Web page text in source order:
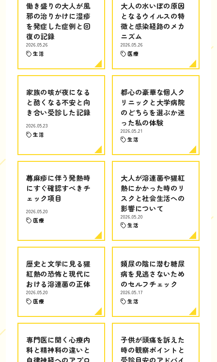
働き盛りの大人が風
邪の治りかけに湿疹
を発症した症例と回
復の記録
2026.05.26
生活
大人の水いぼの原因
となるウイルスの特
徴と感染経路のメカ
ニズム
2026.05.26
医療
家族の咳が夜になる
と酷くなる不安と向
き合い受診した記録
2026.05.23
生活
都心の豪華な個人ク
リニックと大学病院
のどちらを選ぶか迷
った私の体験
2026.05.21
生活
蕁麻疹に伴う発熱時
にすぐ確認すべきチ
ェック項目
2026.05.20
医療
大人が溶連菌や猩紅
熱にかかった時のリ
スクと社会生活への
影響について
2026.05.20
生活
歴史と文学に見る猩
紅熱の恐怖と現代に
おける溶連菌の正体
2026.05.20
医療
頻尿の陰に潜む糖尿
病を見逃さないため
のセルフチェック
2026.05.17
生活
専門医に聞く心療内
科と精神科の違いと
自律神経へのアプロ
子供が頭痛を訴えた
時の観察ポイントと
受診目安のアドバイ